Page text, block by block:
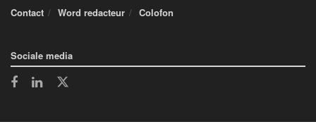
Contact
Word redacteur Colofon
Sociale media